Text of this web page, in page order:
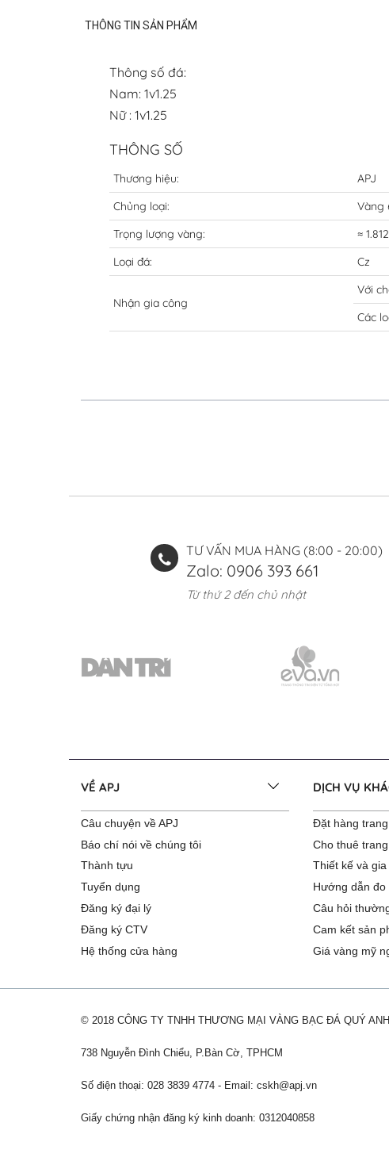
THÔNG TIN SẢN PHẨM
Thông số đá:
Nam: 1v1.25
Nữ : 1v1.25
THÔNG SỐ
Thương hiệu:
APJ
Chủng loại:
Vàng
Trọng lượng vàng:
≈
Loại đá:
Cz
Nhận gia công
Với
Các
TƯ VẤN MUA HÀNG (8:00 - 20:00)
Zalo: 0906 393 661
Từ thứ 2 đến chủ nhật
VỀ APJ
Câu chuyện về APJ
Báo chí nói về chúng tôi
Thành tựu
Tuyển dụng
Đăng ký đại lý
Đăng ký CTV
Hệ thống cửa hàng
DỊCH VỤ
Đặt hàng
Cho thuê
Thiết kế và
Hướng dẫn
Câu hỏi
Cam kết sản
Giá vàng mỹ
© 2018 CÔNG TY TNHH THƯƠNG MẠI VÀNG BẠC ĐÁ QUÝ
738 Nguyễn Đình Chiểu, P.Bàn Cờ, TPHCM
Số điện thoại: 028 3839 4774 - Email: cskh@apj.vn
Giấy chứng nhận đăng ký kinh doanh: 0312040858